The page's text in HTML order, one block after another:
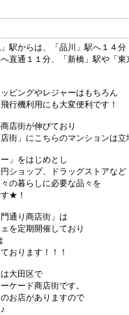
駅からは、「品川」駅へ１４分
直通１１分、「新橋」駅や「
ピングやレジャーはもちろん
行機利用にも大変便利です！
店街が伸びており
街」にこちらのマンションは立
」をはじめとし
ショップ、ドラッグストアなど
の暮らしに必要な品々を
★！
通り商店街」は
を定期開催しており
おります！！！
大田区で
ケード商店街です。
お店がありますので